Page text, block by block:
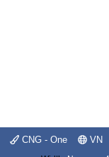
CNG - One VN